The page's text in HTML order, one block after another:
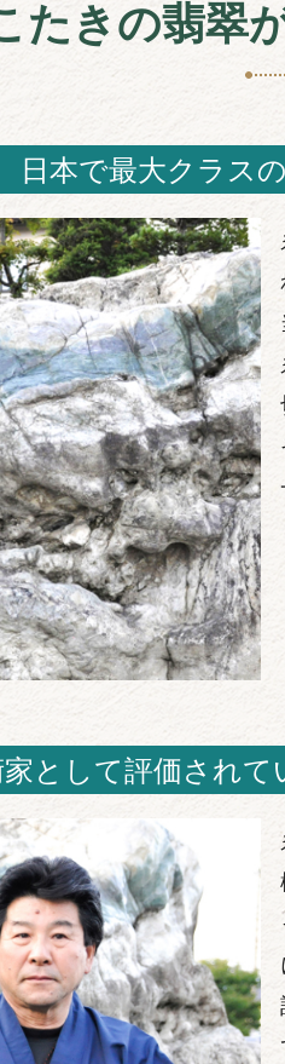
たきの翡翠
日本で最大クラス
として評価されて